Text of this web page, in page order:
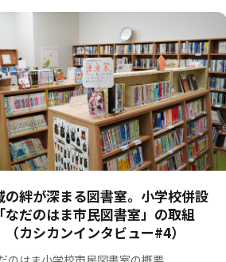
の絆が深まる図書室。小学校併設
なだのはま市民図書室」の取組
（カシカンインタビュー#4）